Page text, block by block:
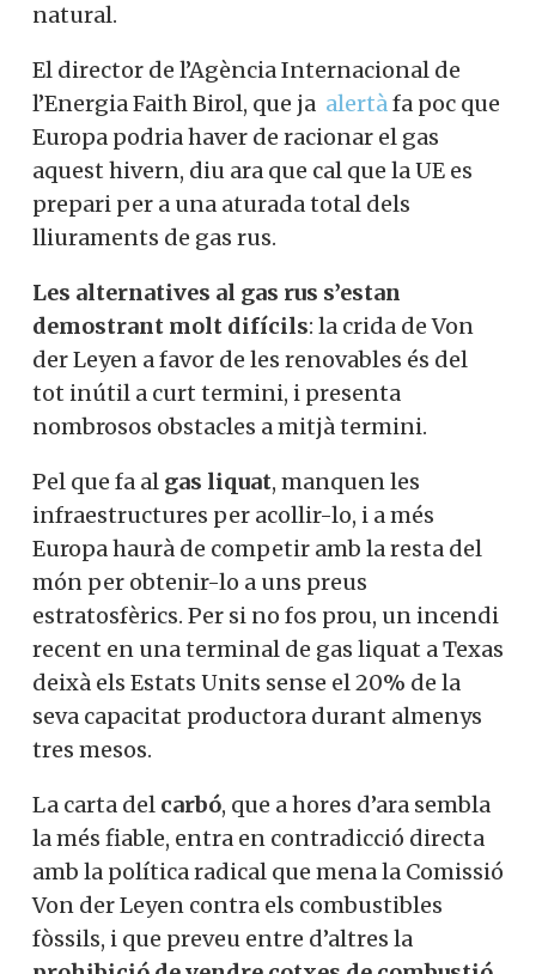
natural.
El director de l’Agència Internacional de
l’Energia Faith Birol, que ja alertàfa poc que
Europa podria haver de racionar el gas
aquest hivern, diu ara que cal que la UE es
prepari per a una aturada total dels
lliuraments de gas rus.
Les alternatives al gas rus s’estan
demostrant molt difícils: la crida de Von
der Leyen a favor de les renovables és del
tot inútil a curt termini, i presenta
nombrosos obstacles a mitjà termini.
Pel que fa al gas liquat, manquen les
infraestructures per acollir-lo, i a més
Europa haurà de competir amb la resta del
món per obtenir-lo a uns preus
estratosfèrics. Per si no fos prou, un incendi
recent en una terminal de gas liquat a Texas
deixà els Estats Units sense el 20% de la
seva capacitat productora durant almenys
tres mesos.
La carta del carbó, que a hores d’ara sembla
la més fiable, entra en contradicció directa
amb la política radical que mena la Comissió
Von der Leyen contra els combustibles
fòssils, i que preveu entre d’altres la